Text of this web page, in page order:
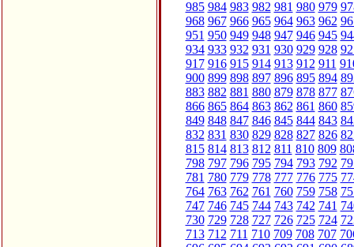
985 984 983 982 981 980 979
968 967 966 965 964 963 962
951 950 949 948 947 946 945
934 933 932 931 930 929 928
917 916 915 914 913 912 911
900 899 898 897 896 895 894
883 882 881 880 879 878 877
866 865 864 863 862 861 860
849 848 847 846 845 844 843
832 831 830 829 828 827 826
815 814 813 812 811 810 809
798 797 796 795 794 793 792
781 780 779 778 777 776 775
764 763 762 761 760 759 758
747 746 745 744 743 742 741
730 729 728 727 726 725 724
713 712 711 710 709 708 707